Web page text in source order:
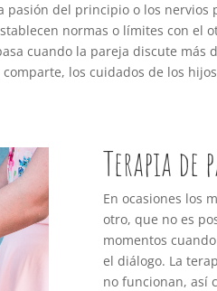
del principio o los
normas o límites con
cuando la pareja discute
los cuidados de los
Terapia de
En ocasiones los
otro, que no es
momentos
el diálogo. La
no funcionan, así